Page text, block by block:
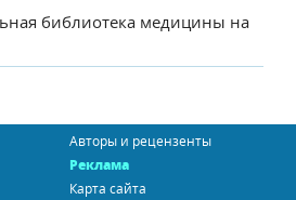
библиотека медицины на
Авторы и рецензенты
Реклама
Карта сайта